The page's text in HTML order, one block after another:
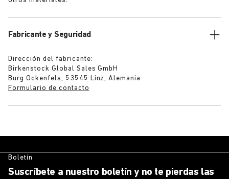
Fabricante y Seguridad
Dirección del fabricante:
Birkenstock Global Sales GmbH
Burg Ockenfels, 53545 Linz, Alemania
Formulario de contacto
Boletín
Suscríbete a nuestro boletín y no te pierdas las